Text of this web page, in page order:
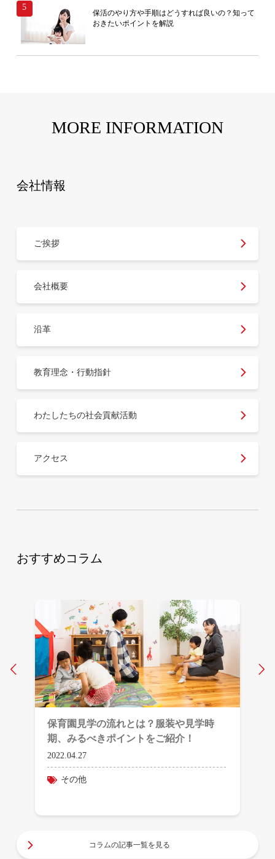
保活のやり方や手順はどうすれば良いの？知って
おきたいポイントを解説
MORE INFORMATION
会社情報
ご挨拶
会社概要
沿革
教育理念・行動指針
わたしたちの社会貢献活動
アクセス
おすすめコラム
保育園見学の流れとは？服装や見学時
期、みるべきポイントをご紹介！
2022.04.27
その他
コラムの記事一覧を見る